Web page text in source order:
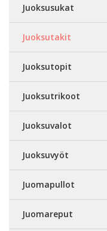
Juoksusukat
Juoksutakit
Juoksutopit
Juoksutrikoot
Juoksuvalot
Juoksuvyöt
Juomapullot
Juomareput